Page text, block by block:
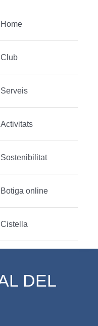
Home
Club
Serveis
Activitats
Sostenibilitat
Botiga online
Cistella
DEL